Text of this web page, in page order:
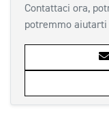
Contattaci ora,
potremmo aiutarti